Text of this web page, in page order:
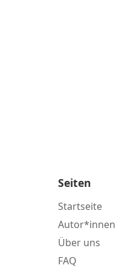
Seiten
Startseite
Autor*innen
Über uns
FAQ